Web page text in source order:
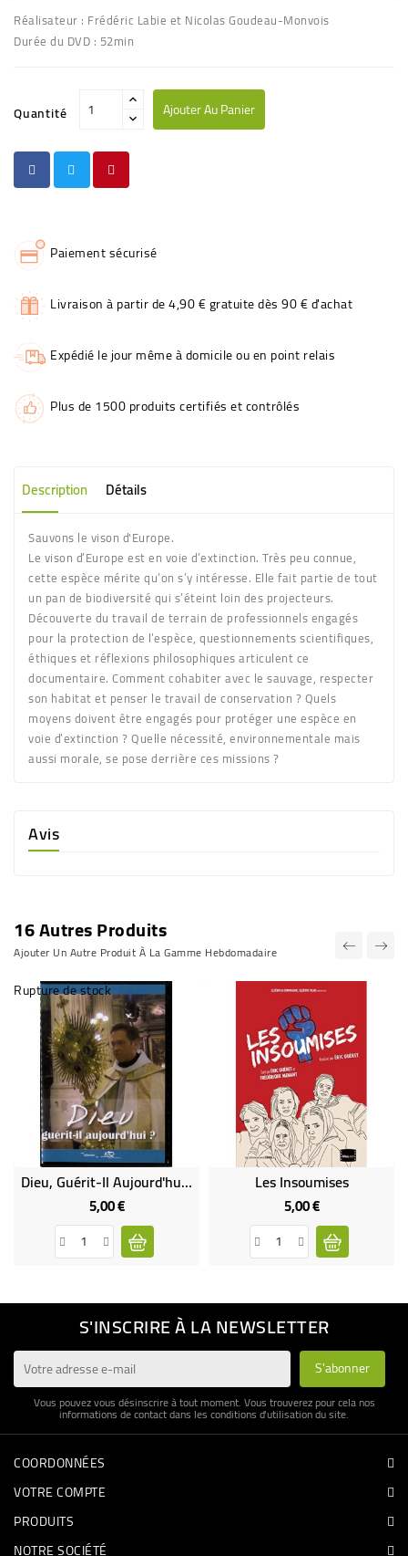
Réalisateur : Frédéric Labie et Nicolas Goudeau-Monvois
Durée du DVD : 52min
Quantité Ajouter Au Panier
Paiement sécurisé
Livraison à partir de 4,90 € gratuite dès 90 € d'achat
Expédié le jour même à domicile ou en point relais
Plus de 1500 produits certifiés et contrôlés
Description Détails
Sauvons le vison d'Europe.
Le vison d’Europe est en voie d’extinction. Très peu connue,
cette espèce mérite qu’on s’y intéresse. Elle fait partie de tout
un pan de biodiversité qui s’éteint loin des projecteurs.
Découverte du travail de terrain de professionnels engagés
pour la protection de l’espèce, questionnements scientifiques,
éthiques et réflexions philosophiques articulent ce
documentaire. Comment cohabiter avec le sauvage, respecter
son habitat et penser le travail de conservation ? Quels
moyens doivent être engagés pour protéger une espèce en
voie d’extinction ? Quelle nécessité, environnementale mais
aussi morale, se pose derrière ces missions ?
Avis
16 Autres Produits
Ajouter Un Autre Produit À La Gamme Hebdomadaire
Rupture de stock
Dieu, Guérit-Il Aujourd'hui ? (DVD Occasion)
5,00 €Prix
Les Insoumises
5,00 €Prix
S'INSCRIRE À LA NEWSLETTER
Vous pouvez vous désinscrire à tout moment. Vous trouverez pour cela nos
informations de contact dans les conditions d'utilisation du site.
COORDONNÉES
VOTRE COMPTE
PRODUITS
NOTRE SOCIÉTÉ